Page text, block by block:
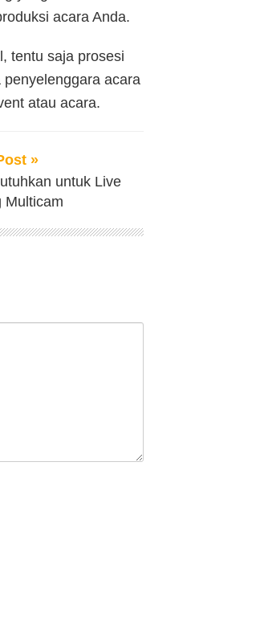
acara Anda.
tentu saja prosesi
acara
atau acara.
»
untuk Live
Multicam